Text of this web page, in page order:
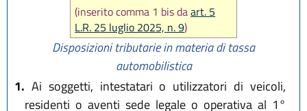
(inserito comma 1 bis daart. 5
L.R. 25 luglio 2025, n. 9)
Disposizioni tributarie in materia di tassa
automobilistica
1. Ai soggetti, intestatari o utilizzatori di veicoli,
residenti o aventi sede legale o operativa al 1°